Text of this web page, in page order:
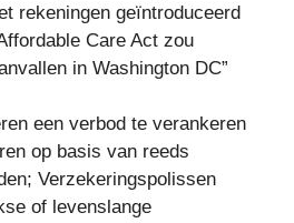
rekeningen geïntroduceerd
Care Act zou
in Washington DC”
een verbod te verankeren
op basis van reeds
Verzekeringspolissen
of levenslange